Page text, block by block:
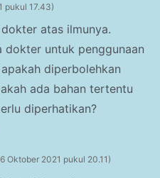
pukul 17.43
atas ilmunya.
dokter untuk penggunaan
diperbolehkan
ada bahan tertentu
diperhatikan?
6 Oktober 2021 pukul 20.11